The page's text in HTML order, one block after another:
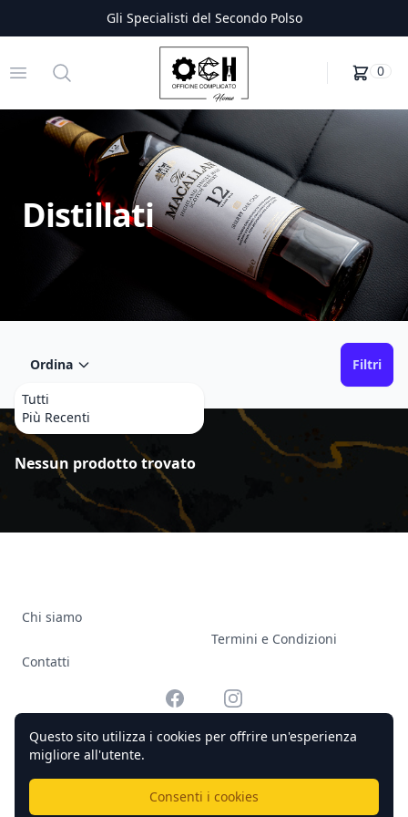
Gli Specialisti del Secondo Polso
Open menu
Search
Officine Complicato
0
Distillati
Ordina
Tutti
Più Recenti
Filtri
Prodotti
Nessun prodotto trovato
Questo sito utilizza i cookies per offrire un'esperienza
migliore all'utente.
Consenti i cookies
Chi siamo
Contatti
Termini e Condizioni
FacebookInstagram
© 2026 Officine Complicato Tutti i diritti riservati.